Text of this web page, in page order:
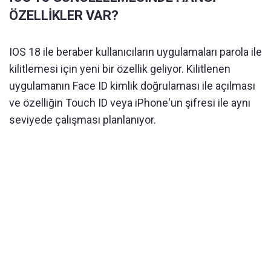
ÖZELLİKLER VAR?
IOS 18 ile beraber kullanıcıların uygulamaları parola ile
kilitlemesi için yeni bir özellik geliyor. Kilitlenen
uygulamanın Face ID kimlik doğrulaması ile açılması
ve özelliğin Touch ID veya iPhone'un şifresi ile aynı
seviyede çalışması planlanıyor.